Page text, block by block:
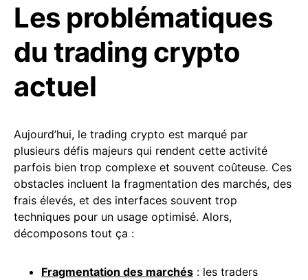
Les problématiques
du trading crypto
actuel
Aujourd’hui, le trading crypto est marqué par
plusieurs défis majeurs qui rendent cette activité
parfois bien trop complexe et souvent coûteuse. Ces
obstacles incluent la fragmentation des marchés, des
frais élevés, et des interfaces souvent trop
techniques pour un usage optimisé. Alors,
décomposons tout ça :
Fragmentation des marchés : les traders